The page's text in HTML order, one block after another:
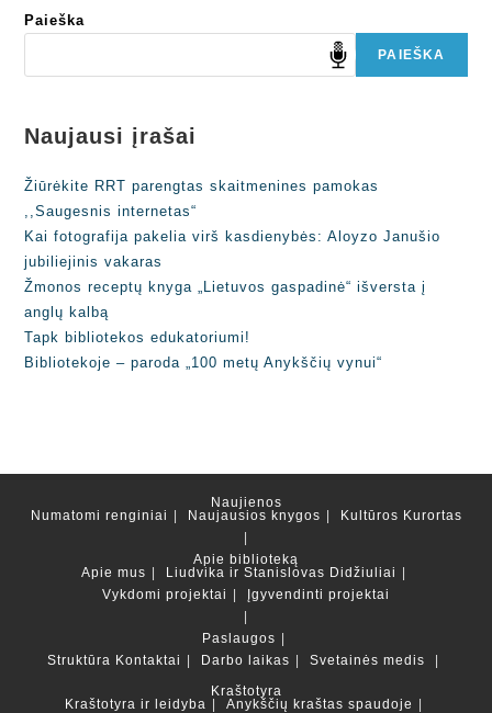
Paieška
PAIEŠKA
Naujausi įrašai
Žiūrėkite RRT parengtas skaitmenines pamokas
,,Saugesnis internetas“
Kai fotografija pakelia virš kasdienybės: Aloyzo Janušio
jubiliejinis vakaras
Žmonos receptų knyga „Lietuvos gaspadinė“ išversta į
anglų kalbą
Tapk bibliotekos edukatoriumi!
Bibliotekoje – paroda „100 metų Anykščių vynui“
Naujienos
Numatomi renginiai
Naujausios knygos Kultūros Kurortas
Apie biblioteką
Apie mus
Liudvika ir Stanislovas Didžiuliai
Vykdomi projektai
Įgyvendinti projektai
Paslaugos
Struktūra Kontaktai Darbo laikas
Svetainės medis
Kraštotyra
Kraštotyra ir leidyba
Anykščių kraštas spaudoje